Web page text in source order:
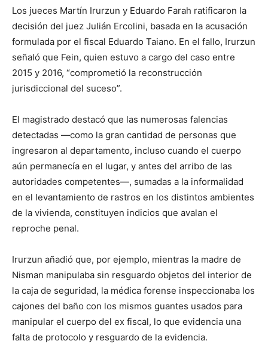
Los jueces Martín Irurzun y Eduardo Farah ratificaron la
decisión del juez Julián Ercolini, basada en la acusación
formulada por el fiscal Eduardo Taiano. En el fallo, Irurzun
señaló que Fein, quien estuvo a cargo del caso entre
2015 y 2016, “comprometió la reconstrucción
jurisdiccional del suceso”.
El magistrado destacó que las numerosas falencias
detectadas —como la gran cantidad de personas que
ingresaron al departamento, incluso cuando el cuerpo
aún permanecía en el lugar, y antes del arribo de las
autoridades competentes—, sumadas a la informalidad
en el levantamiento de rastros en los distintos ambientes
de la vivienda, constituyen indicios que avalan el
reproche penal.
Irurzun añadió que, por ejemplo, mientras la madre de
Nisman manipulaba sin resguardo objetos del interior de
la caja de seguridad, la médica forense inspeccionaba los
cajones del baño con los mismos guantes usados para
manipular el cuerpo del ex fiscal, lo que evidencia una
falta de protocolo y resguardo de la evidencia.